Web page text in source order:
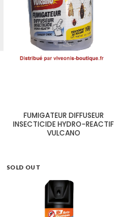
FUMIGATEUR DIFFUSEUR
INSECTICIDE HYDRO-REACTIF
VULCANO
SOLD OUT